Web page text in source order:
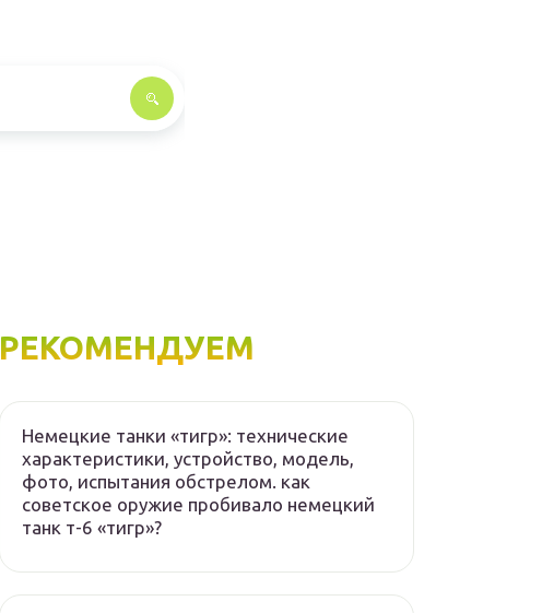
РЕКОМЕНДУЕМ
Немецкие танки «тигр»: технические
характеристики, устройство, модель,
фото, испытания обстрелом. как
советское оружие пробивало немецкий
танк т-6 «тигр»?